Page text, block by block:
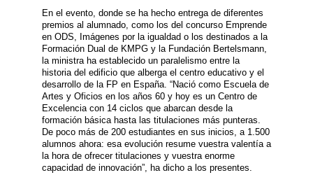
En el evento, donde se ha hecho entrega de diferentes
premios al alumnado, como los del concurso Emprende
en ODS, Imágenes por la igualdad o los destinados a la
Formación Dual de KMPG y la Fundación Bertelsmann,
la ministra ha establecido un paralelismo entre la
historia del edificio que alberga el centro educativo y el
desarrollo de la FP en España. “Nació como Escuela de
Artes y Oficios en los años 60 y hoy es un Centro de
Excelencia con 14 ciclos que abarcan desde la
formación básica hasta las titulaciones más punteras.
De poco más de 200 estudiantes en sus inicios, a 1.500
alumnos ahora: esa evolución resume vuestra valentía a
la hora de ofrecer titulaciones y vuestra enorme
capacidad de innovación”, ha dicho a los presentes.